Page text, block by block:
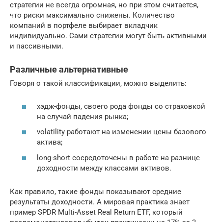
стратегии не всегда огромная, но при этом считается,
что риски максимально снижены. Количество
компаний в портфеле выбирает вкладчик
индивидуально. Сами стратегии могут быть активными
и пассивными.
Различные альтернативные
Говоря о такой классификации, можно выделить:
хэдж-фонды, своего рода фонды со страховкой
на случай падения рынка;
volatility работают на изменении цены базового
актива;
long-short сосредоточены в работе на разнице
доходности между классами активов.
Как правило, такие фонды показывают средние
результаты доходности. А мировая практика знает
пример SPDR Multi-Asset Real Return ETF, который